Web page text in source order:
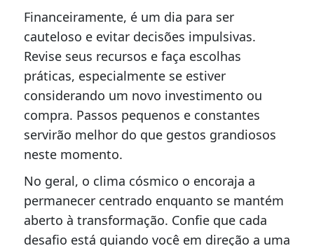
Financeiramente, é um dia para ser
cauteloso e evitar decisões impulsivas.
Revise seus recursos e faça escolhas
práticas, especialmente se estiver
considerando um novo investimento ou
compra. Passos pequenos e constantes
servirão melhor do que gestos grandiosos
neste momento.
No geral, o clima cósmico o encoraja a
permanecer centrado enquanto se mantém
aberto à transformação. Confie que cada
desafio está guiando você em direção a uma